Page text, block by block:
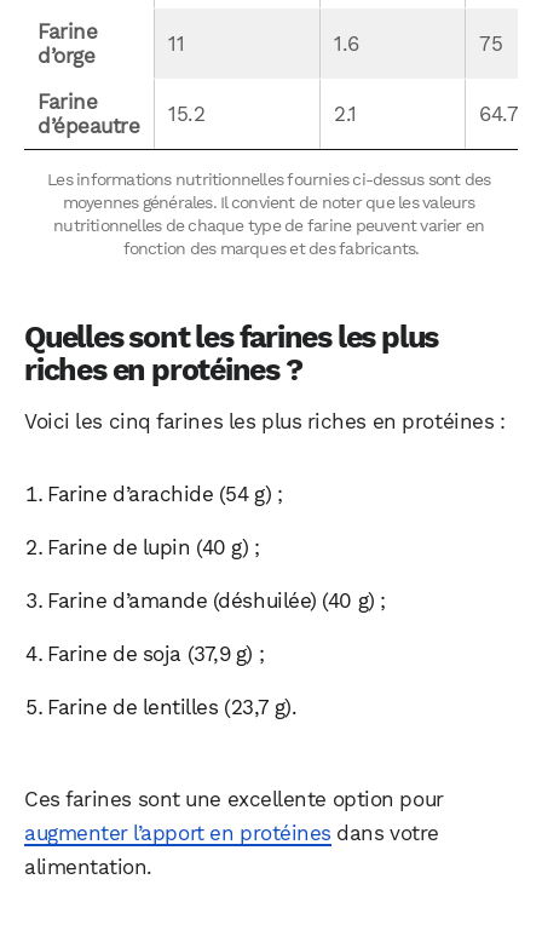
Farine
d’orge
11 1.6 75
Farine
d’épeautre
15.2 2.1 64.7
Les informations nutritionnelles fournies ci-dessus sont des
moyennes générales. Il convient de noter que les valeurs
nutritionnelles de chaque type de farine peuvent varier en
fonction des marques et des fabricants.
Quelles sont les farines les plus
riches en protéines ?
Voici les cinq farines les plus riches en protéines :
Farine d’arachide (54 g) ;
Farine de lupin (40 g) ;
Farine d’amande (déshuilée) (40 g) ;
Farine de soja (37,9 g) ;
Farine de lentilles (23,7 g).
Ces farines sont une excellente option pour
augmenter l’apport en protéines dans votre
alimentation.